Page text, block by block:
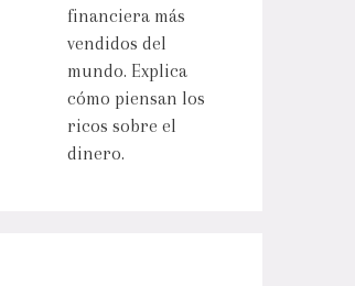
financiera más
vendidos del
mundo. Explica
cómo piensan los
ricos sobre el
dinero.